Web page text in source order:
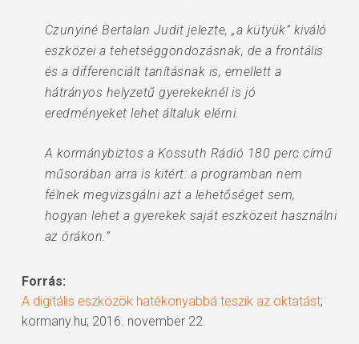
Czunyiné Bertalan Judit jelezte, „a kütyük” kiváló
eszközei a tehetséggondozásnak, de a frontális
és a differenciált tanításnak is, emellett a
hátrányos helyzetű gyerekeknél is jó
eredményeket lehet általuk elérni.
A kormánybiztos a Kossuth Rádió 180 perc című
műsorában arra is kitért: a programban nem
félnek megvizsgálni azt a lehetőséget sem,
hogyan lehet a gyerekek saját eszközeit használni
az órákon.”
Forrás:
A digitális eszközök hatékonyabbá teszik az oktatást;
kormany.hu; 2016. november 22.